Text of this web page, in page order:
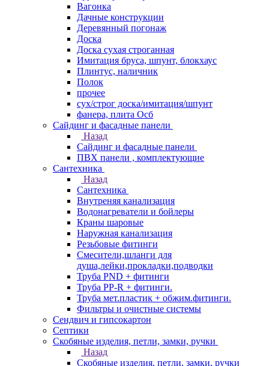
Вагонка
Дачные конструкции
Деревянный погонаж
Доска
Доска сухая строганная
Имитация бруса, шпунт, блокхаус
Плинтус, наличник
Полок
прочее
сух/строг доска/имитация/шпунт
фанера, плита Осб
Сайдинг и фасадные панели
Назад
Сайдинг и фасадные панели
ПВХ панели , комплектующие
Сантехника
Назад
Сантехника
Внутреняя канализация
Водонагреватели и бойлеры
Краны шаровые
Наружная канализация
Резьбовые фитинги
Смесители,шланги для
душа,лейки,прокладки,подводки
Труба PND + фитинги
Труба PP-R + фитинги.
Труба мет.пластик + обжим.фитинги.
Фильтры и очистные системы
Сендвич и гипсокартон
Септики
Скобяные изделия, петли, замки, ручки
Назад
Скобяные изделия, петли, замки, ручки